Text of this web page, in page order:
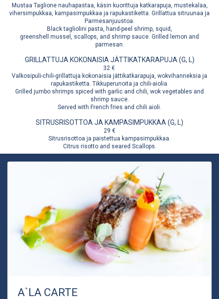
Mustaa Taglione nauhapastaa, käsin kuorittuja katkarapuja, mustekalaa,
vihersimpukkaa, kampasimpukkaa ja rapukastiketta. Grillattua sitruunaa ja
Parmesanjuustoa.
Black tagliolini pasta, hand-peel shrimp, squid,
greenshell mussel, scallops, and shrimp sauce. Grilled lemon and
parmesan.
GRILLATTUJA KOKONAISIA JÄTTIKATKARAPUJA (G, L)
32 €
Valkosipuli-chili-grillattuja kokonaisia jättikatkarapuja, wokvihanneksia ja
rapukastiketta. Tikkuperunoita ja chili-aiolia.
Grilled jumbo shrimps spiced with garlic and chili, wok vegetables and
shrimp sauce.
Served with French fries and chili aioli.
SITRUSRISOTTOA JA KAMPASIMPUKKAA (G, L)
29 €
Sitrusrisottoa ja paistettua kampasimpukkaa.
Citrus risotto and seared Scallops.
A`LA CARTE